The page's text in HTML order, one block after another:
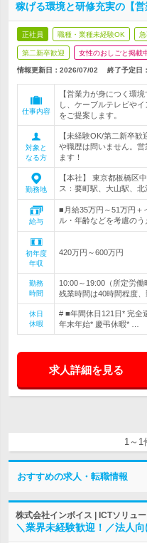
稼げる環境と研修充実の【
正社員 職種・業種未経験OK
第二新卒歓迎 女性のおしごと掲載
情報更新日：2026/07/02 終了予定日：
仕事内容
【営業力が身につく環
し、ケーブルテレビや
をご提案します。
対象と
なる方
【未経験OK/第二新卒
や職歴は問いません。
ます！
勤務地
【本社】 東京都板橋区
ス：要町駅、大山駅、北
給与
■月給35万円～51万円
ル・年齢などを考慮の
初年度
年収
420万円～600万円
勤務
時間
10:00～19:00（所定労
残業時間は40時間程度、
休日
休暇
# ■年間休日121日* 完全
年末年始* 慶弔休暇* …
求人詳細を見る
1～1
おすすめの求人・転職情報
株式会社インボイス | ICTソリュ
＼業界未経験歓迎！／法人向